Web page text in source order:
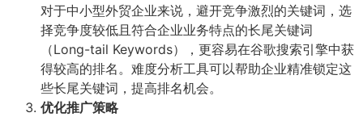
对于中小型外贸企业来说，避开竞争激烈的关键词，选
择竞争度较低且符合企业业务特点的长尾关键词
（Long-tail Keywords），更容易在谷歌搜索引擎中获
得较高的排名。难度分析工具可以帮助企业精准锁定这
些长尾关键词，提高排名机会。
优化推广策略